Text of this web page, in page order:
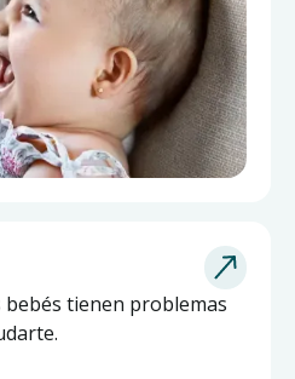
bebés tienen problemas